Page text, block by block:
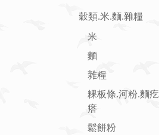
穀類.米.麵.雜糧
米
麵
雜糧
粿板條.河粉.麵疙
瘩
鬆餅粉